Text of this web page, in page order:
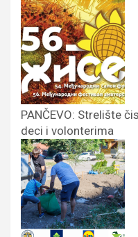
PANČEVO: Strelište
deci i volonterima